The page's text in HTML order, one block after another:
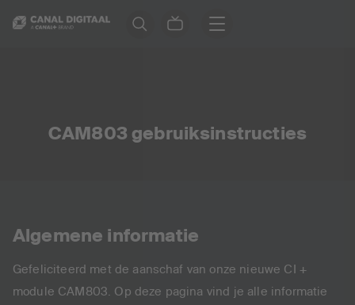
CAM803 gebruiksinstructies
Algemene informatie
Gefeliciteerd met de aanschaf van onze nieuwe CI +
module CAM803. Op deze pagina vind je alle informatie